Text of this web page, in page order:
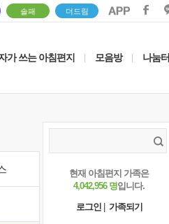
솔패 더드림
가 쓰는 아침편지 모음방 나눔터
현재 아침편지 가족은
4,042,956 명입니다.
로그인
가족되기